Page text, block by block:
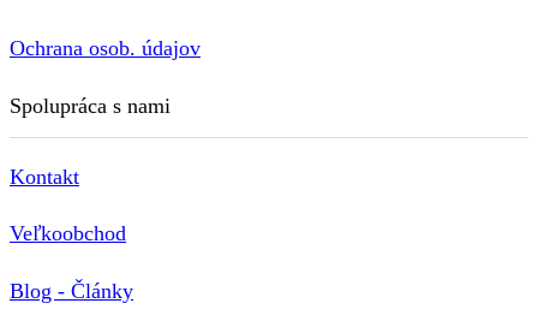
Ochrana osob. údajov
Spolupráca s nami
Kontakt
Veľkoobchod
Blog - Články